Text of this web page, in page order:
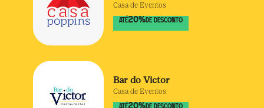
Casa de Eventos
ATÉ20% DE DESCONTO
Bar do Victor
Casa de Eventos
ATÉ20% DE DESCONTO